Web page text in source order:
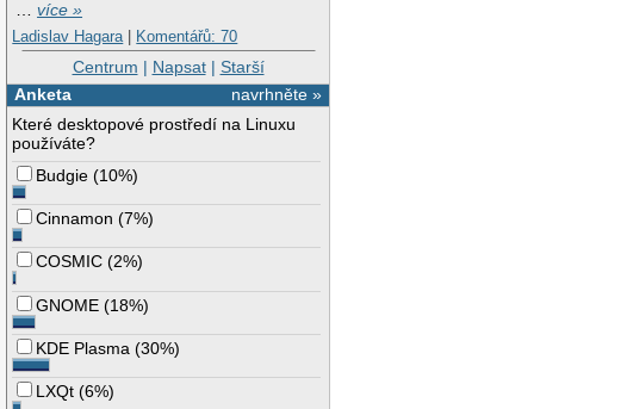
…více »
Ladislav Hagara | Komentářů: 70
Centrum | Napsat| Starší
navrhněte »
Anketa
Které desktopové prostředí na Linuxu
používáte?
Budgie (10%)
Cinnamon (7%)
COSMIC (2%)
GNOME (18%)
KDE Plasma (30%)
LXQt (6%)